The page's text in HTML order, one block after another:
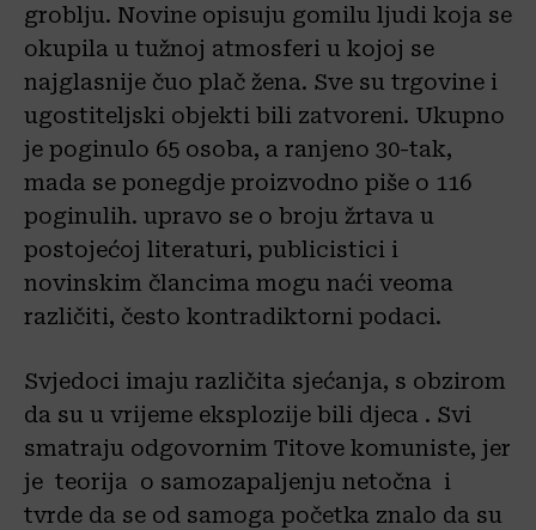
groblju. Novine opisuju gomilu ljudi koja se
okupila u tužnoj atmosferi u kojoj se
najglasnije čuo plač žena. Sve su trgovine i
ugostiteljski objekti bili zatvoreni. Ukupno
je poginulo 65 osoba, a ranjeno 30-tak,
mada se ponegdje proizvodno piše o 116
poginulih. upravo se o broju žrtava u
postojećoj literaturi, publicistici i
novinskim člancima mogu naći veoma
različiti, često kontradiktorni podaci.
Svjedoci imaju različita sjećanja, s obzirom
da su u vrijeme eksplozije bili djeca . Svi
smatraju odgovornim Titove komuniste, jer
je teorija o samozapaljenju netočna i
tvrde da se od samoga početka znalo da su